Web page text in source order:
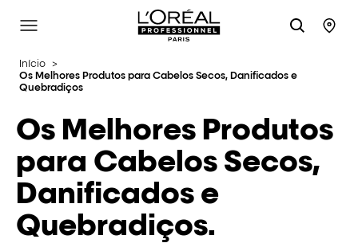
L'Oréal Professionnel Paris
Site Menu
Início >
Os Melhores Produtos para Cabelos Secos, Danificados e
Quebradiços
Os Melhores Produtos
para Cabelos Secos,
Danificados e
Quebradiços.